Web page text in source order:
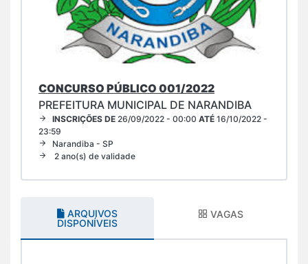
CONCURSO PÚBLICO 001/2022
PREFEITURA MUNICIPAL DE NARANDIBA
INSCRIÇÕES DE 26/09/2022 - 00:00 ATÉ 16/10/2022 -
23:59
Narandiba - SP
2 ano(s) de validade
ARQUIVOS
DISPONÍVEIS
VAGAS